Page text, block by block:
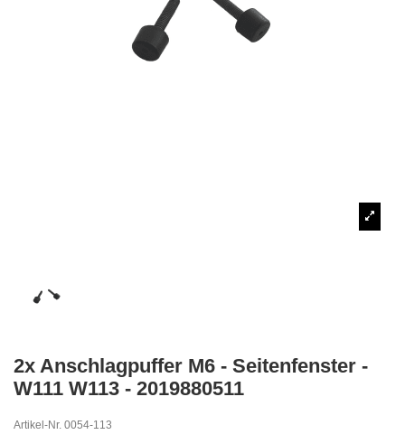
2x Anschlagpuffer M6 - Seitenfenster -
W111 W113 - 2019880511
Artikel-Nr. 0054-113